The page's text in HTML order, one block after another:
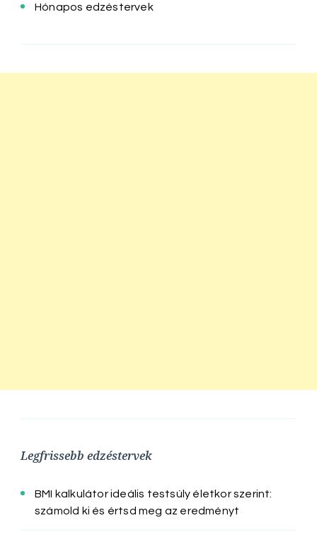
Hónapos edzéstervek
Legfrissebb edzéstervek
BMI kalkulátor ideális testsúly életkor szerint:
számold ki és értsd meg az eredményt